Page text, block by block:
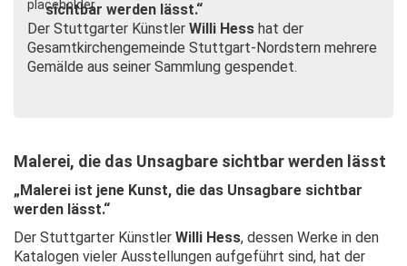
sichtbar werden lässt.“
Der Stuttgarter Künstler Willi Hess hat der
Gesamtkirchengemeinde Stuttgart-Nordstern mehrere
Gemälde aus seiner Sammlung gespendet.
Malerei, die das Unsagbare sichtbar werden lässt
„Malerei ist jene Kunst, die das Unsagbare sichtbar
werden lässt.“
Der Stuttgarter Künstler Willi Hess, dessen Werke in den
Katalogen vieler Ausstellungen aufgeführt sind, hat der